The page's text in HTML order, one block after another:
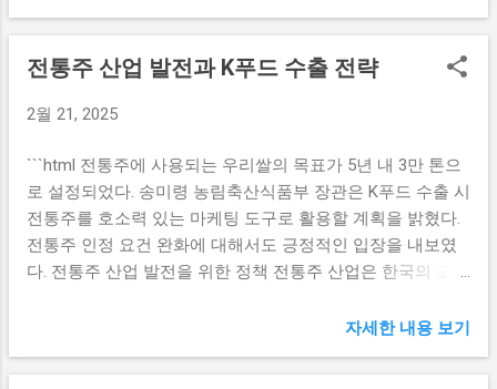
게 되었고, 이는 소비자들에게 직접적인 영향을 미쳤습니다.
이러한 분위기는 식품 분야에서도 동일하게 적용되고 있으
을 가지기 시작했습니다. 특히, 대형 백화점에서 판매하는 제
타격을 줄 수 있습니다. 따라서 유통업체는 입점사 선정을 더
욱 신중히 해야 하며, 품질 관리 및 인증 절차를 강화해야 합
니다. 제품의 품질 보증이 결여되면 소비자들은 쉽게 이탈하
며, 이는 매출 하락으로 이어질 수 있습니다. 이를 방지하기
위해서는 판매자와의 커뮤니케이션 및 협력 관계를 더욱 강
영하는 시스템을 구축하고, 문제가 발생했을 때 즉각적으로
대응할 수 있는 체계를 만드는 것이 중요합니다. 이는 단순히
전통주 산업 발전과 K푸드 수출 전략
2월 21, 2025
```html 전통주에 사용되는 우리쌀의 목표가 5년 내 3만 톤으
로 설정되었다. 송미령 농림축산식품부 장관은 K푸드 수출 시
전통주를 호소력 있는 마케팅 도구로 활용할 계획을 밝혔다.
전통주 인정 요건 완화에 대해서도 긍정적인 입장을 내보였
다. 전통주 산업 발전을 위한 정책 전통주 산업은 한국의 고유
해 정부는 다양한 정책과 프로그램을 도입하고 있다. 전통주
이를 바탕으로 고유의 전통주 브랜드를 육성하는 방향으로
자세한 내용 보기